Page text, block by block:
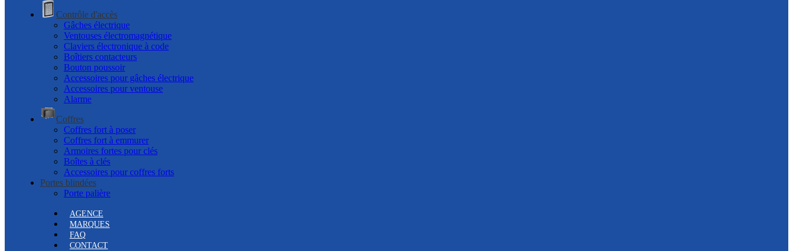
Contrôle d'accès
Gâches électrique
Ventouses électromagnétique
Claviers électronique à code
Boîtiers contacteurs
Bouton poussoir
Accessoires pour gâches électrique
Accessoires pour ventouse
Alarme
Coffres
Coffres fort à poser
Coffres fort à emmurer
Armoires fortes pour clés
Boîtes à clés
Accessoires pour coffres forts
Portes blindées
Porte palière
AGENCE
MARQUES
FAQ
CONTACT